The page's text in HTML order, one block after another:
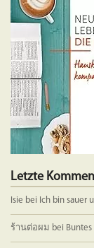
Letzte
Isie bei Ich bin sauer
ร้านต่อผม bei